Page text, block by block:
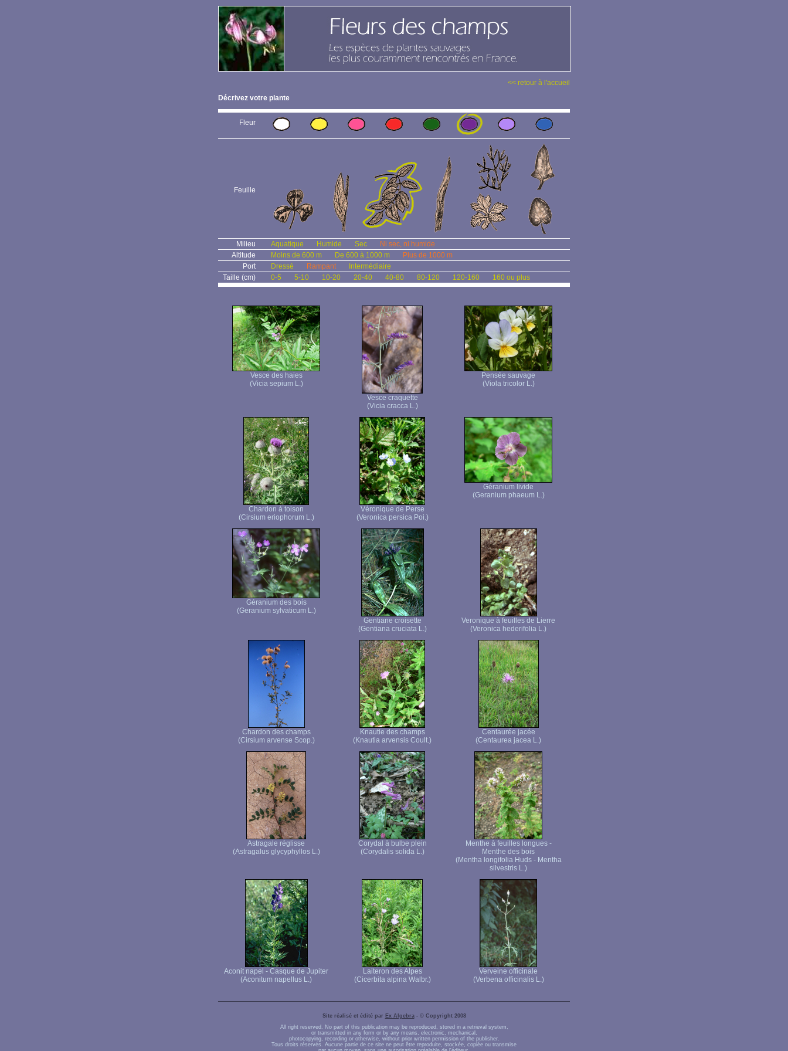
<< retour à l'accueil
Décrivez votre plante
Fleur
Feuille
Milieu Aquatique Humide Sec
Ni sec, ni humide
Altitude
Moins de 600 m De 600 à 1000 m
Plus de 1000 m
Port
Dressé Rampant
Intermédiaire
Taille (cm)
0-5 5-10 10-20 20-40 40-80 80-120 120-160 160 ou plus
Vesce des haies
(Vicia sepium L.)
Vesce craquette
(Vicia cracca L.)
Pensée sauvage
(Viola tricolor L.)
Chardon à toison
(Cirsium eriophorum L.)
Véronique de Perse
(Veronica persica Poi.)
Géranium livide
(Geranium phaeum L.)
Géranium des bois
(Geranium sylvaticum L.)
Gentiane croisette
(Gentiana cruciata L.)
Veronique à feuilles de Lierre
(Veronica hederifolia L.)
Chardon des champs
(Cirsium arvense Scop.)
Knautie des champs
(Knautia arvensis Coult.)
Centaurée jacée
(Centaurea jacea L.)
Astragale réglisse
(Astragalus glycyphyllos L.)
Corydal à bulbe plein
(Corydalis solida L.)
Menthe à feuilles longues -
Menthe des bois
(Mentha longifolia Huds - Mentha
silvestris L.)
Aconit napel - Casque de Jupiter
(Aconitum napellus L.)
Laiteron des Alpes
(Cicerbita alpina Walbr.)
Verveine officinale
(Verbena officinalis L.)
Site réalisé et édité par Ex Algebra- © Copyright 2008
All right reserved. No part of this publication may be reproduced, stored in a retrieval system,
or transmitted in any form or by any means, electronic, mechanical,
photocopying, recording or otherwise, without prior written permission of the publisher.
Tous droits réservés. Aucune partie de ce site ne peut être reproduite, stockée, copiée ou transmise